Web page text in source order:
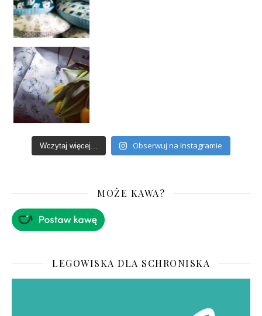
Wczytaj więcej... Obserwuj na Instagramie
MOŻE KAWA?
LEGOWISKA DLA SCHRONISKA